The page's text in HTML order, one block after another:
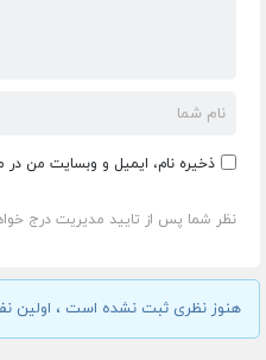
ذخیره نام، ایمیل و وبسایت من در
نظر شما پس از تایید مدیریت درج
هنوز نظری ثبت نشده است ، اولین